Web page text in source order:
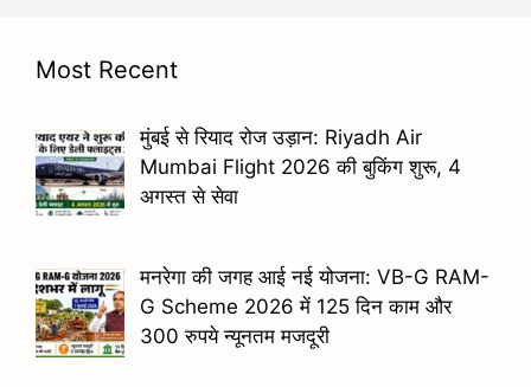
Most Recent
मुंबई से रियाद रोज उड़ान: Riyadh Air
Mumbai Flight 2026 की बुकिंग शुरू, 4
अगस्त से सेवा
मनरेगा की जगह आई नई योजना: VB-G RAM-
G Scheme 2026 में 125 दिन काम और
300 रुपये न्यूनतम मजदूरी